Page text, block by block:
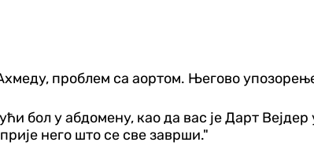
проблем са аортом. Његово
бол у абдомену, као да вас је Дарт
него што се све заврши."